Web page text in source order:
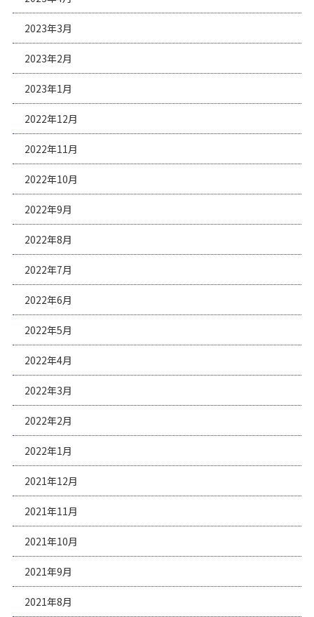
2023年3月
2023年2月
2023年1月
2022年12月
2022年11月
2022年10月
2022年9月
2022年8月
2022年7月
2022年6月
2022年5月
2022年4月
2022年3月
2022年2月
2022年1月
2021年12月
2021年11月
2021年10月
2021年9月
2021年8月